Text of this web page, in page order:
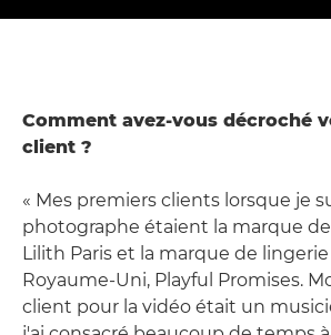
Comment avez-vous décroché
client ?
« Mes premiers clients lorsque je
photographe étaient la marque
Lilith Paris et la marque de
Royaume-Uni, Playful Promises.
client pour la vidéo était un